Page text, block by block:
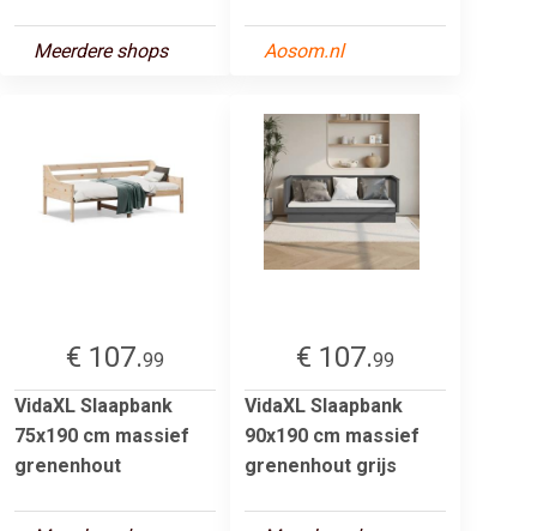
Meerdere shops Aosom.nl
€ 107.99
VidaXL Slaapbank
75x190 cm massief
grenenhout
€ 107.99
VidaXL Slaapbank
90x190 cm massief
grenenhout grijs